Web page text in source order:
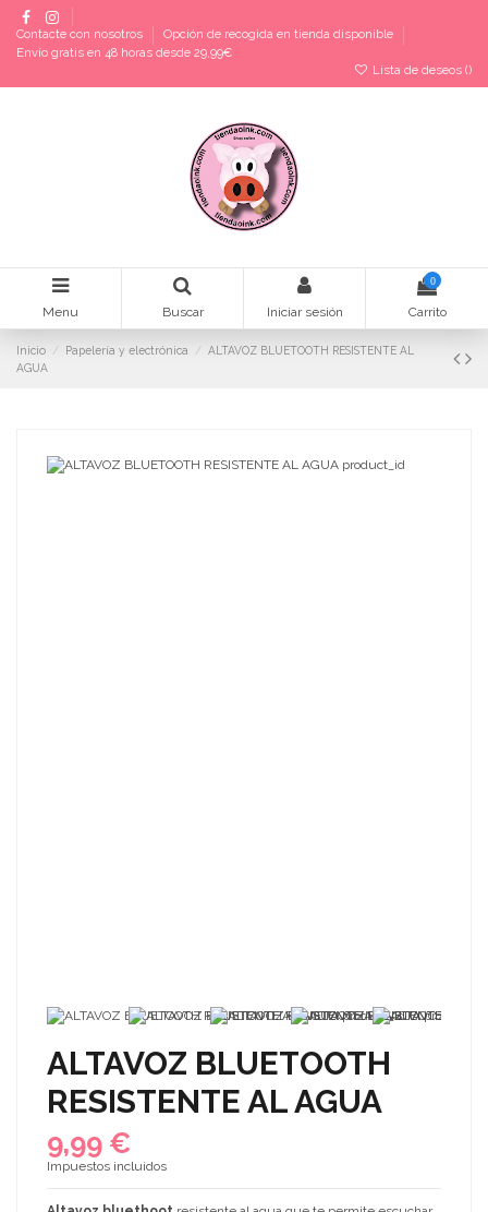
Contacte con nosotros
Opción de recogida en tienda disponible
Envío gratis en 48 horas desde 29,99€
Lista de deseos ()
Menu Buscar Iniciar sesión
0
Carrito
Inicio Papelería y electrónica
ALTAVOZ BLUETOOTH RESISTENTE AL
AGUA
ALTAVOZ BLUETOOTH
RESISTENTE AL AGUA
9,99 €
Impuestos incluidos